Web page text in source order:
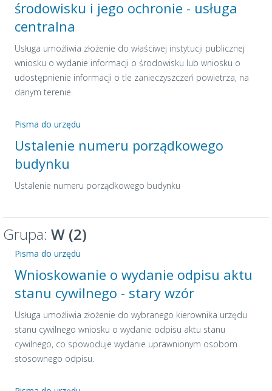
środowisku i jego ochronie - usługa
centralna
Usługa umożliwia złożenie do właściwej instytucji publicznej
wniosku o wydanie informacji o środowisku lub wniosku o
udostępnienie informacji o tle zanieczyszczeń powietrza, na
danym terenie.
Pisma do urzędu
Ustalenie numeru porządkowego
budynku
Ustalenie numeru porządkowego budynku
Grupa: W (2)
Pisma do urzędu
Wnioskowanie o wydanie odpisu aktu
stanu cywilnego - stary wzór
Usługa umożliwia złożenie do wybranego kierownika urzędu
stanu cywilnego wniosku o wydanie odpisu aktu stanu
cywilnego, co spowoduje wydanie uprawnionym osobom
stosownego odpisu.